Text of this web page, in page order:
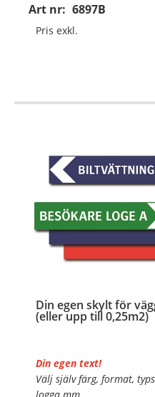
Art nr: 6897B
Material:Kantvikt
Mått:750x150mm (eller
Pris exkl.
Din egen skylt för
(eller upp till 0,25m2)
Din egen text!
Välj själv färg, format,